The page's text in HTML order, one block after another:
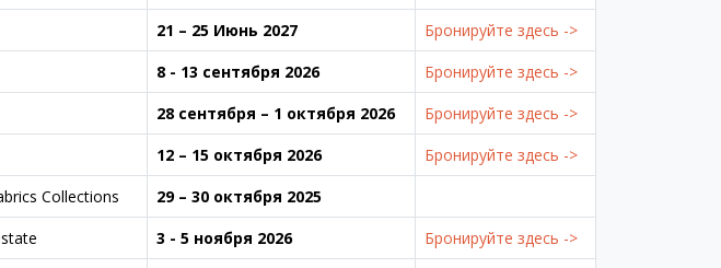
21 – 25 Июнь 2027
Бронируйте здесь ->
8 - 13 сентября 2026
Бронируйте здесь ->
28 сентября – 1 октября 2026
Бронируйте здесь ->
12 – 15 октября 2026
Бронируйте здесь ->
Collections
29 – 30 октября 2025
3 - 5 ноября 2026
Бронируйте здесь ->